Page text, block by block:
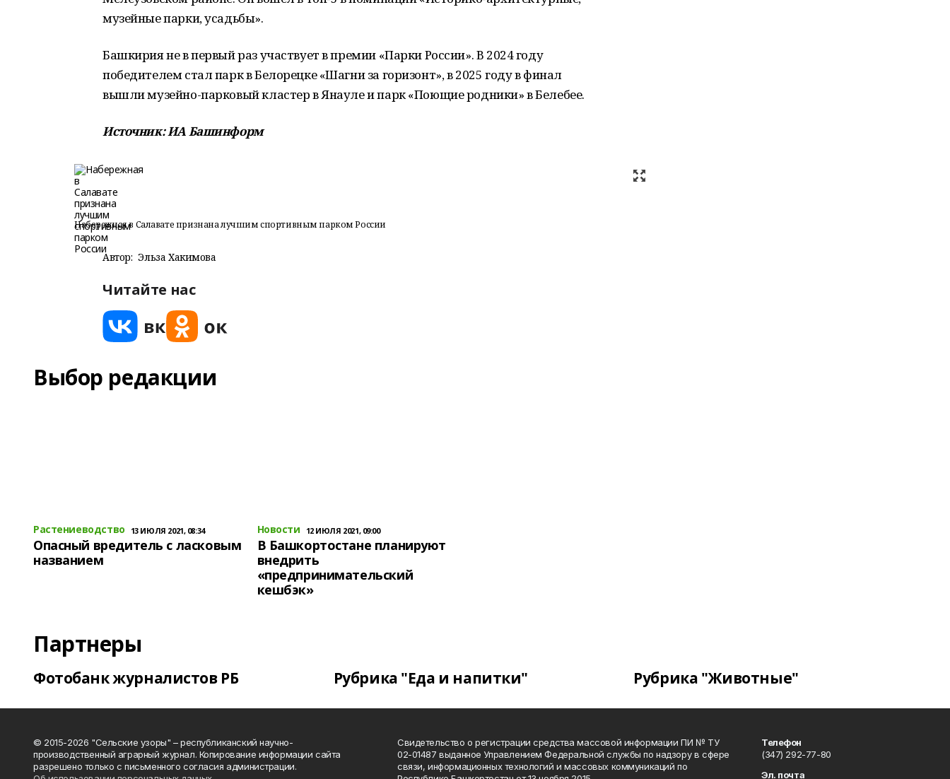
музейные парки, усадьбы».
Башкирия не в первый раз участвует в премии «Парки России». В 2024 году
победителем стал парк в Белорецке «Шагни за горизонт», в 2025 году в финал
вышли музейно-парковый кластер в Янауле и парк «Поющие родники» в Белебее.
Источник: ИА Башинформ
Набережная в Салавате признана лучшим спортивным парком России
Автор: Эльза Хакимова
Читайте нас
Выбор редакции
Растениеводство 13 ИЮЛЯ 2021, 08:34
Опасный вредитель с ласковым
названием
Новости 12 ИЮЛЯ 2021, 09:00
В Башкортостане планируют
внедрить
«предпринимательский
кешбэк»
Партнеры
Фотобанк журналистов РБ Рубрика "Еда и напитки" Рубрика "Животные"
© 2015-2026 "Сельские узоры" – республиканский научно-
производственный аграрный журнал. Копирование информации сайта
разрешено только с письменного согласия администрации.
Свидетельство о регистрации средства массовой информации ПИ № ТУ
02-01487 выданное Управлением Федеральной службы по надзору в сфере
связи, информационных технологий и массовых коммуникаций по
Телефон
(347) 292-77-80
Эл. почта